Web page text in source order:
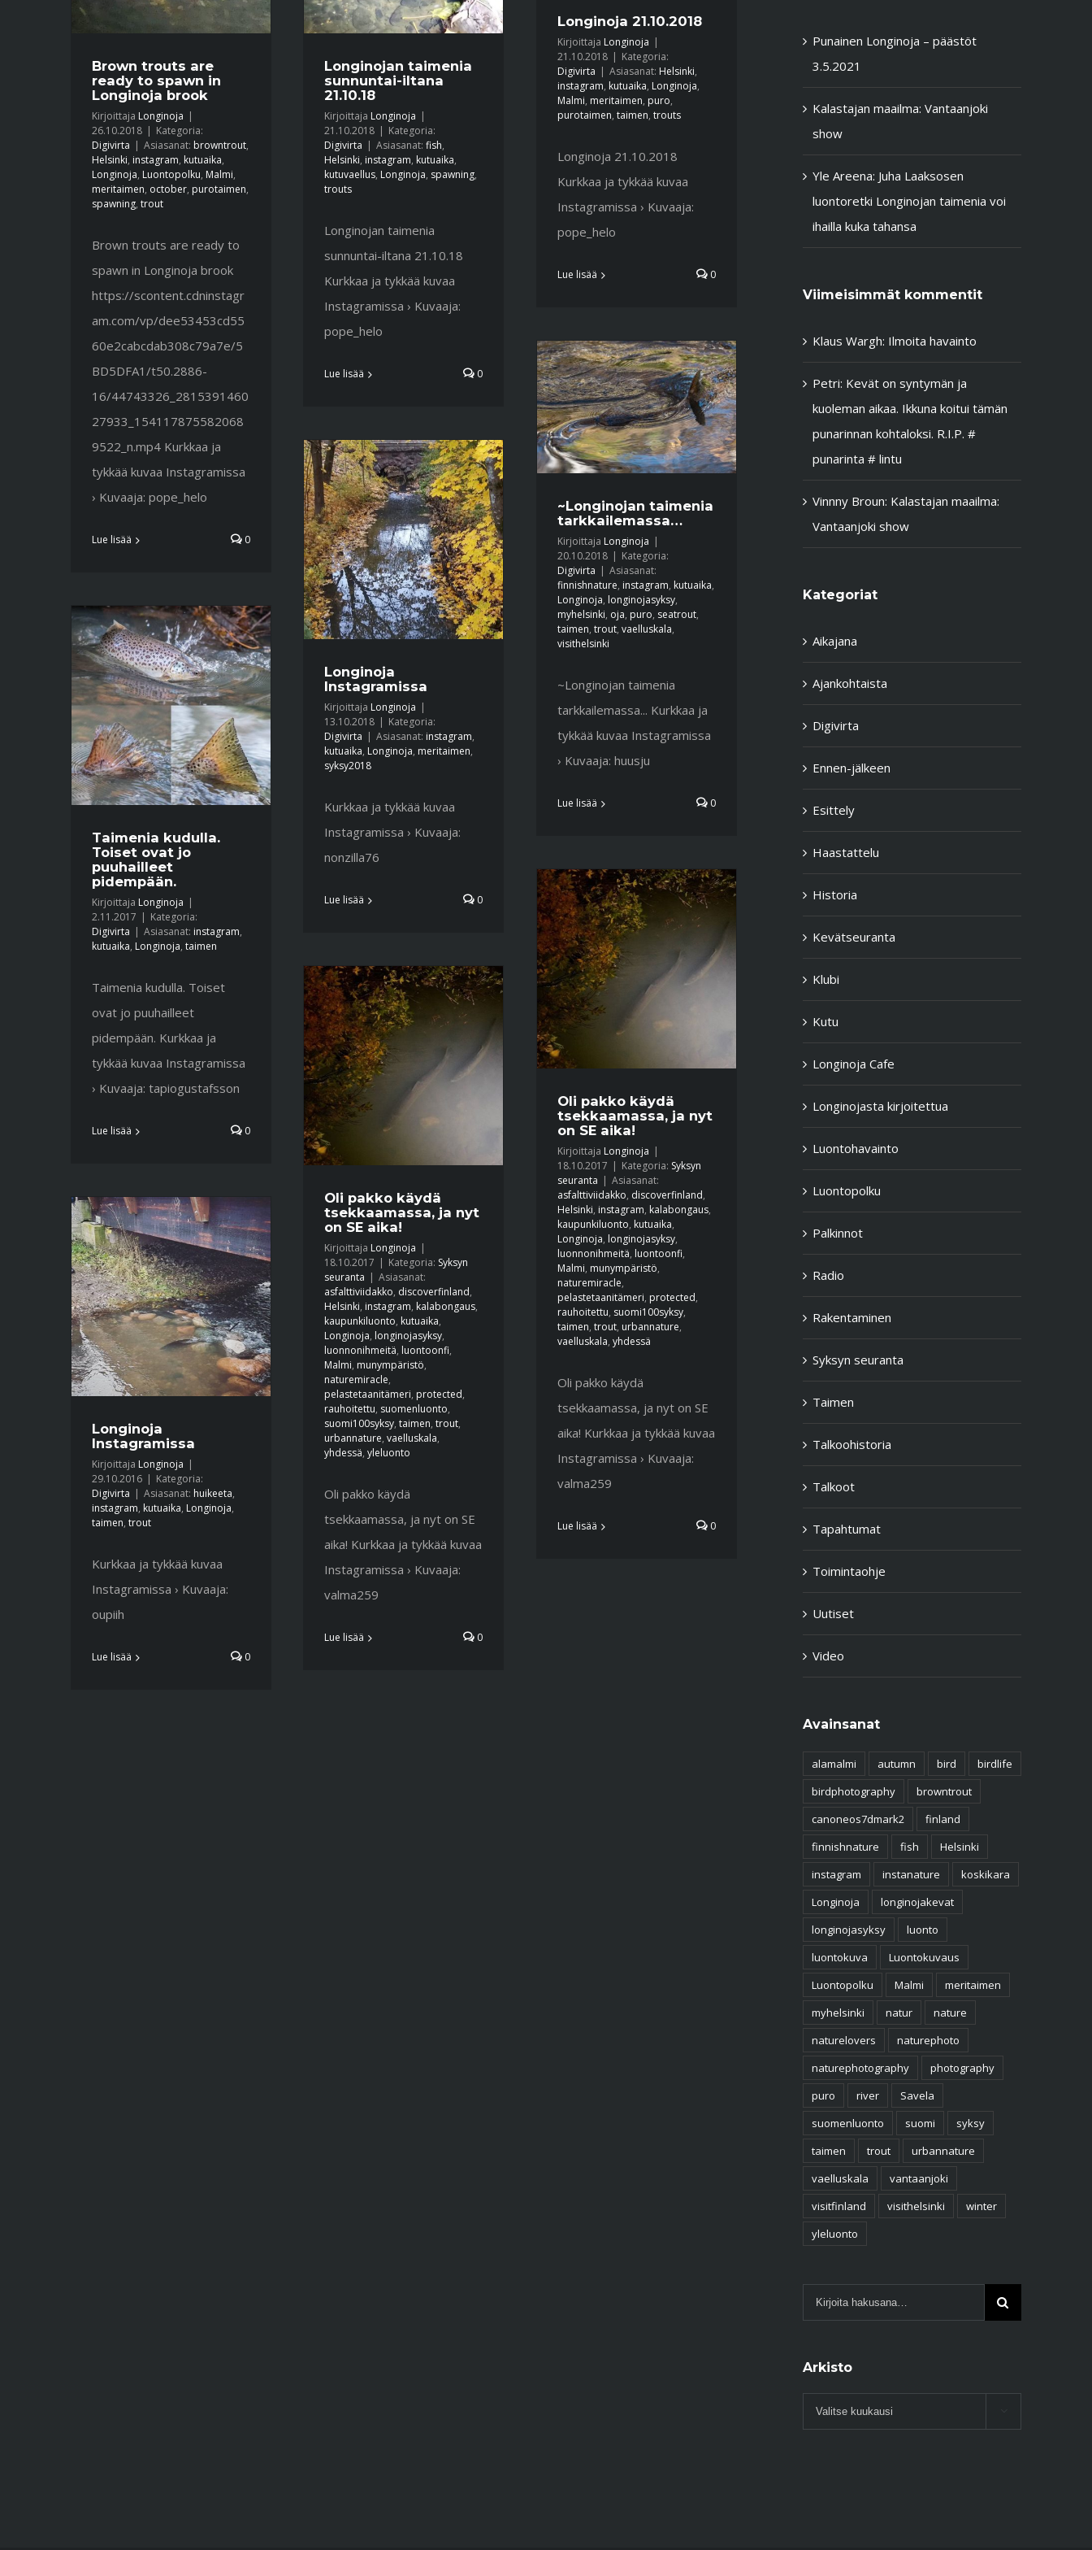
Brown trouts are
ready to spawn in
Longinoja brook
Kirjoittaja Longinoja |
26.10.2018 | Kategoria:
Digivirta | Asiasanat: browntrout,
Helsinki, instagram, kutuaika,
Longinoja, Luontopolku, Malmi,
meritaimen, october, purotaimen,
spawning, trout
Brown trouts are ready to
spawn in Longinoja brook
https://scontent.cdninstagr
am.com/vp/dee53453cd55
60e2cabcdab308c79a7e/5
BD5DFA1/t50.2886-
16/44743326_2815391460
27933_154117875582068
9522_n.mp4 Kurkkaa ja
tykkää kuvaa Instagramissa
› Kuvaaja: pope_helo
Lue lisää 0
Longinojan taimenia
sunnuntai-iltana
21.10.18
Kirjoittaja Longinoja |
21.10.2018 | Kategoria:
Digivirta | Asiasanat: fish,
Helsinki, instagram, kutuaika,
kutuvaellus, Longinoja, spawning,
trouts
Longinojan taimenia
sunnuntai-iltana 21.10.18
Kurkkaa ja tykkää kuvaa
Instagramissa › Kuvaaja:
pope_helo
Lue lisää 0
Longinoja 21.10.2018
Kirjoittaja Longinoja |
21.10.2018 | Kategoria:
Digivirta | Asiasanat: Helsinki,
instagram, kutuaika, Longinoja,
Malmi, meritaimen, puro,
purotaimen, taimen, trouts
Longinoja 21.10.2018
Kurkkaa ja tykkää kuvaa
Instagramissa › Kuvaaja:
pope_helo
Lue lisää 0
~Longinojan taimenia
tarkkailemassa…
Kirjoittaja Longinoja |
20.10.2018 | Kategoria:
Digivirta | Asiasanat:
finnishnature, instagram, kutuaika,
Longinoja, longinojasyksy,
myhelsinki, oja, puro, seatrout,
taimen, trout, vaelluskala,
visithelsinki
~Longinojan taimenia
tarkkailemassa... Kurkkaa ja
tykkää kuvaa Instagramissa
› Kuvaaja: huusju
Lue lisää 0
Longinoja
Instagramissa
Kirjoittaja Longinoja |
13.10.2018 | Kategoria:
Digivirta | Asiasanat: instagram,
kutuaika, Longinoja, meritaimen,
syksy2018
Kurkkaa ja tykkää kuvaa
Instagramissa › Kuvaaja:
nonzilla76
Lue lisää 0
Taimenia kudulla.
Toiset ovat jo
puuhailleet
pidempään.
Kirjoittaja Longinoja |
2.11.2017 | Kategoria:
Digivirta | Asiasanat: instagram,
kutuaika, Longinoja, taimen
Taimenia kudulla. Toiset
ovat jo puuhailleet
pidempään. Kurkkaa ja
tykkää kuvaa Instagramissa
› Kuvaaja: tapiogustafsson
Lue lisää 0
Oli pakko käydä
tsekkaamassa, ja nyt
on SE aika!
Kirjoittaja Longinoja |
18.10.2017 | Kategoria: Syksyn
seuranta | Asiasanat:
asfalttiviidakko, discoverfinland,
Helsinki, instagram, kalabongaus,
kaupunkiluonto, kutuaika,
Longinoja, longinojasyksy,
luonnonihmeitä, luontoonfi,
Malmi, munympäristö,
naturemiracle,
pelastetaanitämeri, protected,
rauhoitettu, suomi100syksy,
taimen, trout, urbannature,
vaelluskala, yhdessä
Oli pakko käydä
tsekkaamassa, ja nyt on SE
aika! Kurkkaa ja tykkää kuvaa
Instagramissa › Kuvaaja:
valma259
Lue lisää 0
Oli pakko käydä
tsekkaamassa, ja nyt
on SE aika!
Kirjoittaja Longinoja |
18.10.2017 | Kategoria: Syksyn
seuranta | Asiasanat:
asfalttiviidakko, discoverfinland,
Helsinki, instagram, kalabongaus,
kaupunkiluonto, kutuaika,
Longinoja, longinojasyksy,
luonnonihmeitä, luontoonfi,
Malmi, munympäristö,
naturemiracle,
pelastetaanitämeri, protected,
rauhoitettu, suomenluonto,
suomi100syksy, taimen, trout,
urbannature, vaelluskala,
yhdessä, yleluonto
Oli pakko käydä
tsekkaamassa, ja nyt on SE
aika! Kurkkaa ja tykkää kuvaa
Instagramissa › Kuvaaja:
valma259
Lue lisää 0
Longinoja
Instagramissa
Kirjoittaja Longinoja |
29.10.2016 | Kategoria:
Digivirta | Asiasanat: huikeeta,
instagram, kutuaika, Longinoja,
taimen, trout
Kurkkaa ja tykkää kuvaa
Instagramissa › Kuvaaja:
oupiih
Lue lisää 0
Punainen Longinoja – päästöt
3.5.2021
Kalastajan maailma: Vantaanjoki
show
Yle Areena: Juha Laaksosen
luontoretki Longinojan taimenia voi
ihailla kuka tahansa
Viimeisimmät kommentit
Klaus Wargh: Ilmoita havainto
Petri: Kevät on syntymän ja
kuoleman aikaa. Ikkuna koitui tämän
punarinnan kohtaloksi. R.I.P. #
punarinta # lintu
Vinnny Broun: Kalastajan maailma:
Vantaanjoki show
Kategoriat
Aikajana
Ajankohtaista
Digivirta
Ennen-jälkeen
Esittely
Haastattelu
Historia
Kevätseuranta
Klubi
Kutu
Longinoja Cafe
Longinojasta kirjoitettua
Luontohavainto
Luontopolku
Palkinnot
Radio
Rakentaminen
Syksyn seuranta
Taimen
Talkoohistoria
Talkoot
Tapahtumat
Toimintaohje
Uutiset
Video
Avainsanat
alamalmi autumn bird
birdlife
birdphotography
browntrout
canoneos7dmark2
finland
finnishnature
fish
Helsinki
instagram
instanature
koskikara
Longinoja
longinojakevat
longinojasyksy
luonto
luontokuva
Luontokuvaus
Luontopolku
Malmi
meritaimen
myhelsinki
natur
nature
naturelovers
naturephoto
naturephotography
photography
puro
river
Savela
suomenluonto
suomi
syksy
taimen
trout
urbannature
vaelluskala
vantaanjoki
visitfinland
visithelsinki
winter
yleluonto
Arkisto
Arkisto